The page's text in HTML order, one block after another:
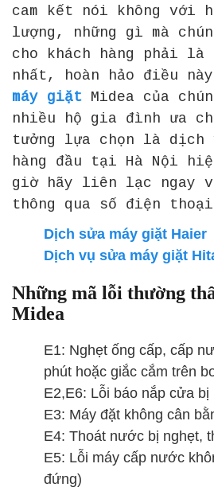
cam kết nói không với
lượng, những gì mà
cho khách hàng phải
nhất, hoàn hảo điều này
máy giặt Midea của
nhiều hộ gia đình ưa
tưởng lựa chọn là dịch
hàng đầu tại Hà Nội
giờ hãy liên lạc ngay
thông qua số điện
Dịch sửa máy giặt Haier
Dịch vụ sửa máy giặt
Những mã lỗi thường
Midea
E1: Nghẹt ống cấp, cấp
phút hoặc giắc cắm trên
E2,E6: Lỗi báo nắp cửa bị
E3: Máy đặt không cân
E4: Thoát nước bị nghẹt,
E5: Lỗi máy cấp nước
đứng)